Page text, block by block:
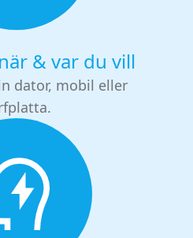
& var du vill
dator, mobil eller